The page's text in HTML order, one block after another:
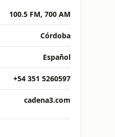
100.5 FM, 700 AM
Córdoba
Español
+54 351 5260597
cadena3.com